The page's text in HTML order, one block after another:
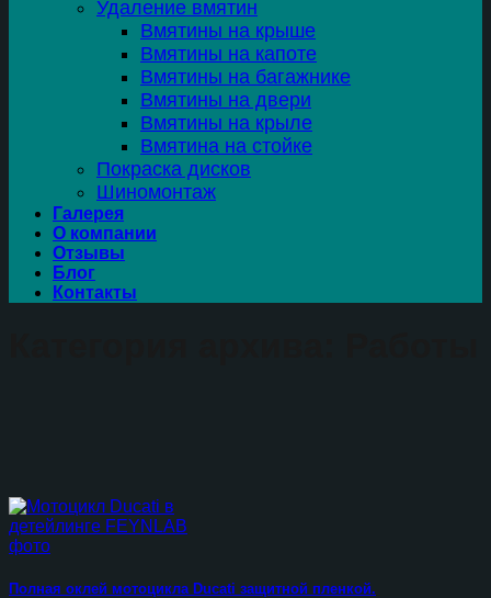
Удаление вмятин
Вмятины на крыше
Вмятины на капоте
Вмятины на багажнике
Вмятины на двери
Вмятины на крыле
Вмятина на стойке
Покраска дисков
Шиномонтаж
Галерея
О компании
Отзывы
Блог
Контакты
Полная оклей мотоцикла Ducati защитной пленкой.